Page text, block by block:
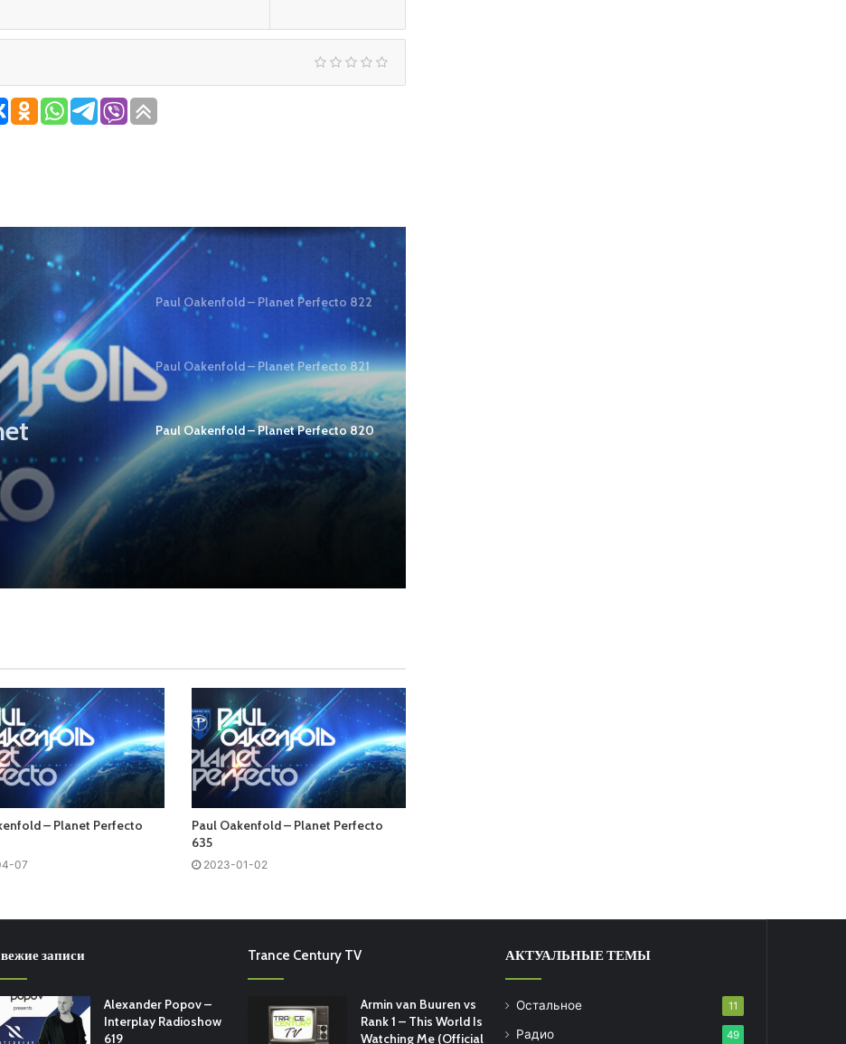
Paul Oakenfold – Planet Perfecto 822
Paul Oakenfold – Planet Perfecto 821
Paul Oakenfold – Planet Perfecto 820
– Planet Perfecto
07
Paul Oakenfold – Planet Perfecto
635
2023-01-02
записи
Alexander Popov –
Interplay Radioshow
619
Trance Century TV
Armin van Buuren vs
Rank 1 – This World Is
Watching Me (Official
АКТУАЛЬНЫЕ ТЕМЫ
Остальное 11
Радио 49